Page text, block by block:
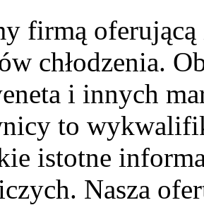
firmą
chłodzenia.
i innych
to
istotne
Nasza